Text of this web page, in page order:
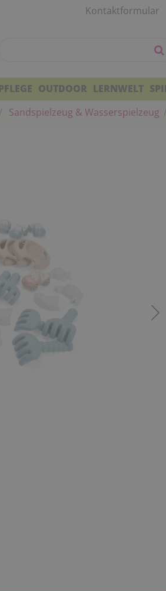
Kontaktformular
OUTDOOR LERNWELT
Sandspielzeug & Wasserspielzeug